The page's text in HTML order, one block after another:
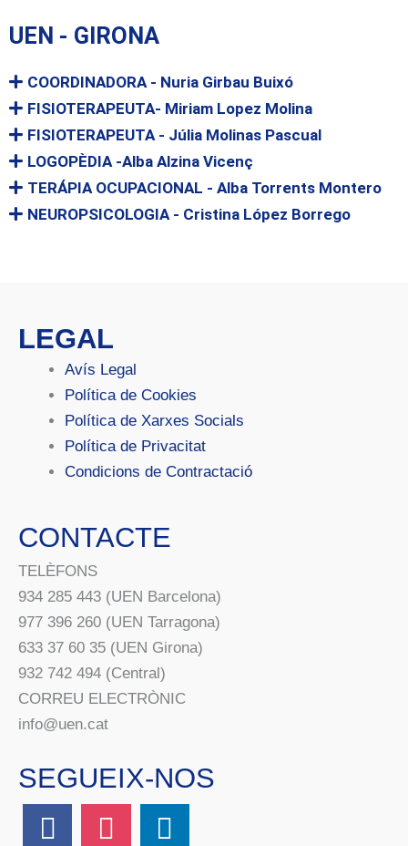
UEN - GIRONA
COORDINADORA - Nuria Girbau Buixó
FISIOTERAPEUTA- Miriam Lopez Molina
FISIOTERAPEUTA - Júlia Molinas Pascual
LOGOPÈDIA -Alba Alzina Vicenç
TERÁPIA OCUPACIONAL - Alba Torrents Montero
NEUROPSICOLOGIA - Cristina López Borrego
LEGAL
Avís Legal
Política de Cookies
Política de Xarxes Socials
Política de Privacitat
Condicions de Contractació
CONTACTE
TELÈFONS
934 285 443 (UEN Barcelona)
977 396 260 (UEN Tarragona)
633 37 60 35 (UEN Girona)
932 742 494 (Central)
CORREU ELECTRÒNIC
info@uen.cat
SEGUEIX-NOS